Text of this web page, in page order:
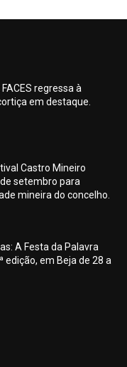
regressa à
em destaque.
Castro Mineiro
setembro para
mineira do concelho.
A Festa da Palavra
edição, em Beja de 28 a